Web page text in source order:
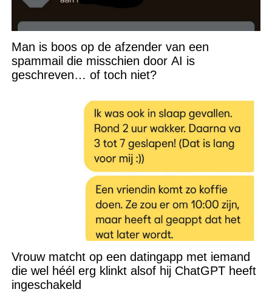
Man is boos op de afzender van een
spammail die misschien door AI is
geschreven… of toch niet?
Vrouw matcht op een datingapp met iemand
die wel héél erg klinkt alsof hij ChatGPT heeft
ingeschakeld